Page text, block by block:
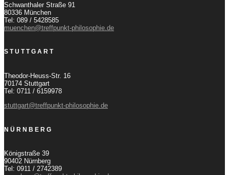
Schwanthaler Straße 91
80336 München
Tel: 089 / 5428585
muenchen@treffpunkt-philosophie.de
STUTTGART
Theodor-Heuss-Str. 16
70174 Stuttgart
Tel: 0711 / 6159978
stuttgart@treffpunkt-philosophie.de
NÜRNBERG
Königstraße 39
90402 Nürnberg
Tel: 0911 / 2742389